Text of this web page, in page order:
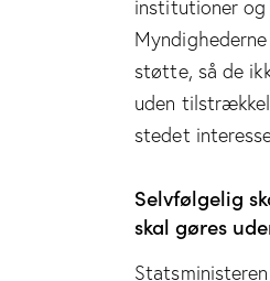
institutioner og
støtte, så de
uden
stedet
Selvfølgelig
skal gøres